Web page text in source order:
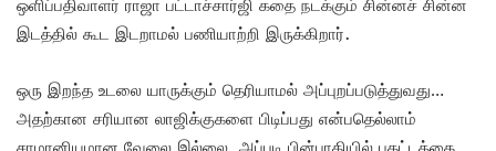
ஒளிப்பதிவாளர் ராஜா பட்டாச்சார்ஜி கதை நடக்கும் சின்னச் சின்ன
இடத்தில் கூட இடறாமல் பணியாற்றி இருக்கிறார்.
ஒரு இறந்த உடலை யாருக்கும் தெரியாமல் அப்புறப்படுத்துவது…
அதற்கான சரியான லாஜிக்குகளை பிடிப்பது என்பதெல்லாம்
சாமானியமான வேலை இல்லை. அப்படி பின்பாதியில் பதட்டத்தை